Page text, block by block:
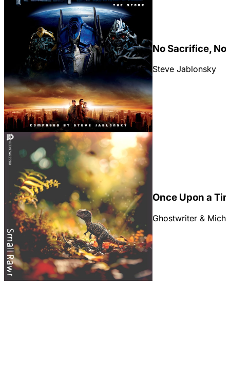
No Sacrifice,
Steve Jablonsky
Once Upon a
Ghostwriter &